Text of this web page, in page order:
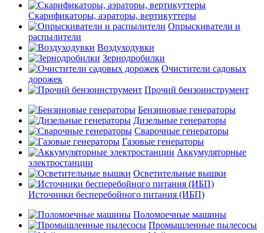
Скарификаторы, аэраторы, вертикуттеры
Опрыскиватели и
распылители
Воздуходувки
Зернодробилки
Очистители садовых
дорожек
Прочий бензоинструмент
Бензиновые генераторы
Дизельные генераторы
Сварочные генераторы
Газовые генераторы
Аккумуляторные
электростанции
Осветительные вышки
Источники бесперебойного питания (ИБП)
Поломоечные машины
Промышленные пылесосы